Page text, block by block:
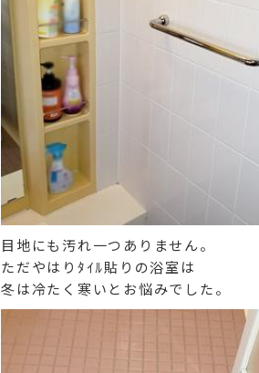
目地にも汚れ一つありません。
ただやはりﾀｲﾙ貼りの浴室は
冬は冷たく寒いとお悩みでした。